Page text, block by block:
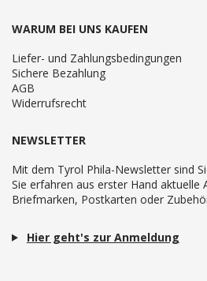
WARUM BEI UNS KAUFEN
Liefer- und Zahlungsbedingungen
Sichere Bezahlung
AGB
Widerrufsrecht
NEWSLETTER
Mit dem Tyrol Phila-Newsletter sind
Sie erfahren aus erster Hand aktuelle
Briefmarken, Postkarten oder
Hier geht's zur Anmeldung